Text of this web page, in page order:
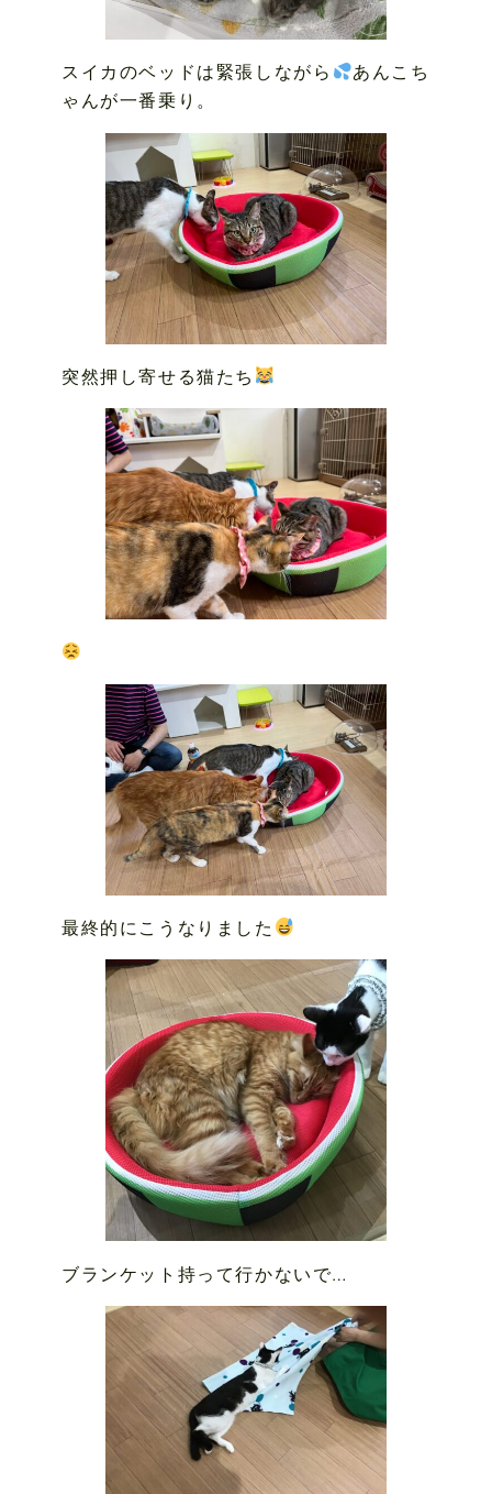
スイカのベッドは緊張しながら
あんこち
ゃんが一番乗り。
突然押し寄せる猫たち
最終的にこうなりました
ブランケット持って行かないで…